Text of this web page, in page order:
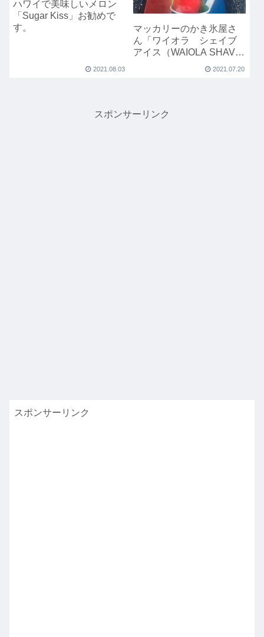
ハワイで美味しいメロン
「Sugar Kiss」お勧めで
す。
2021.08.03
マッカリーのかき氷屋さ
ん「ワイオラ シェイブ
アイス（WAIOLA SHAVE
2021.07.20
スポンサーリンク
スポンサーリンク